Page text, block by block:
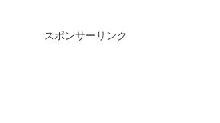
スポンサーリンク